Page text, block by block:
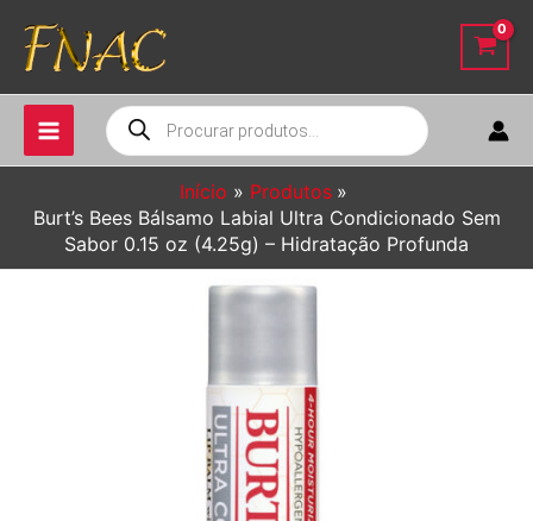
para
conteúdo
Pesquisar
produtos
Início
Produtos
Burt’s Bees Bálsamo Labial Ultra Condicionado Sem
Sabor 0.15 oz (4.25g) – Hidratação Profunda